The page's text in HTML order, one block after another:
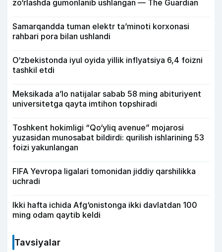
zo‘rlashda gumonlanib ushlangan — The Guardian
Samarqandda tuman elektr ta’minoti korxonasi
rahbari pora bilan ushlandi
O‘zbekistonda iyul oyida yillik inflyatsiya 6,4 foizni
tashkil etdi
Meksikada a’lo natijalar sabab 58 ming abituriyent
universitetga qayta imtihon topshiradi
Toshkent hokimligi “Qo‘yliq avenue” mojarosi
yuzasidan munosabat bildirdi: qurilish ishlarining 53
foizi yakunlangan
FIFA Yevropa ligalari tomonidan jiddiy qarshilikka
uchradi
Ikki hafta ichida Afg‘onistonga ikki davlatdan 100
ming odam qaytib keldi
Tavsiyalar